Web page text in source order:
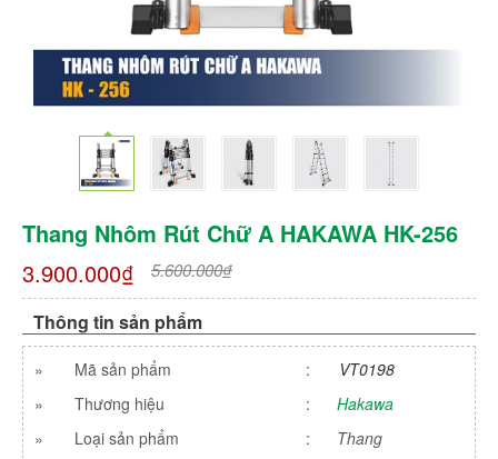
Thang Nhôm Rút Chữ A HAKAWA HK-256
3.900.000₫
5.600.000₫
Thông tin sản phẩm
» Mã sản phẩm :
VT0198
»
Thương hiệu :
Hakawa
»
Loại sản phẩm :
Thang